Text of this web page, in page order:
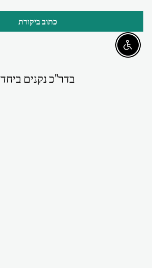
כתוב ביקורת
בדר"כ נקנים ביחד
Enable accessibility